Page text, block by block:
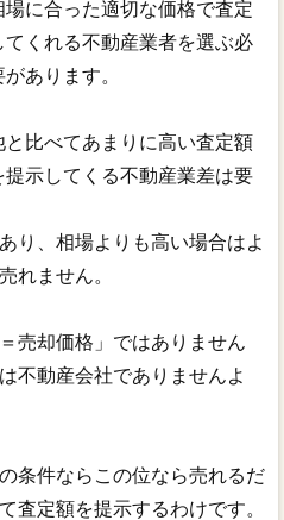
場に合った適切な価格で査定
てくれる不動産業者を選ぶ必
があります。
と比べてあまりに高い査定額
提示してくる不動産業差は要
り、相場よりも高い場合はよ
れません。
売却価格」ではありません
不動産会社でありませんよ
条件ならこの位なら売れるだ
査定額を提示するわけです。